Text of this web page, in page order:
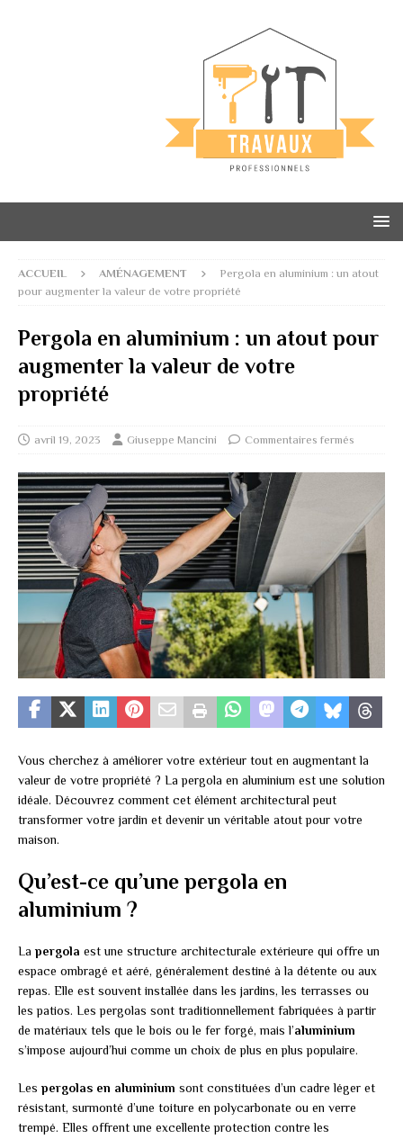
ACCUEIL AMÉNAGEMENT
Pergola en aluminium : un atout
pour augmenter la valeur de votre propriété
Pergola en aluminium : un atout pour
augmenter la valeur de votre
propriété
avril 19, 2023 Giuseppe Mancini Commentaires fermés
Vous cherchez à améliorer votre extérieur tout en augmentant la
valeur de votre propriété ? La pergola en aluminium est une solution
idéale. Découvrez comment cet élément architectural peut
transformer votre jardin et devenir un véritable atout pour votre
maison.
Qu’est-ce qu’une pergola en
aluminium ?
La pergola est une structure architecturale extérieure qui offre un
espace ombragé et aéré, généralement destiné à la détente ou aux
repas. Elle est souvent installée dans les jardins, les terrasses ou
les patios. Les pergolas sont traditionnellement fabriquées à partir
de matériaux tels que le bois ou le fer forgé, mais l’aluminium
s’impose aujourd’hui comme un choix de plus en plus populaire.
Les pergolas en aluminium sont constituées d’un cadre léger et
résistant, surmonté d’une toiture en polycarbonate ou en verre
trempé. Elles offrent une excellente protection contre les